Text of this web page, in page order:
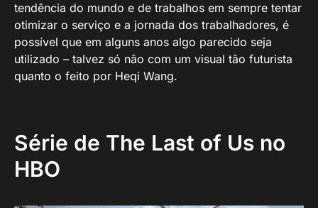
tendência do mundo e de trabalhos em sempre tentar
otimizar o serviço e a jornada dos trabalhadores, é
possível que em alguns anos algo parecido seja
utilizado – talvez só não com um visual tão futurista
quanto o feito por Heqi Wang.
Série de The Last of Us no
HBO